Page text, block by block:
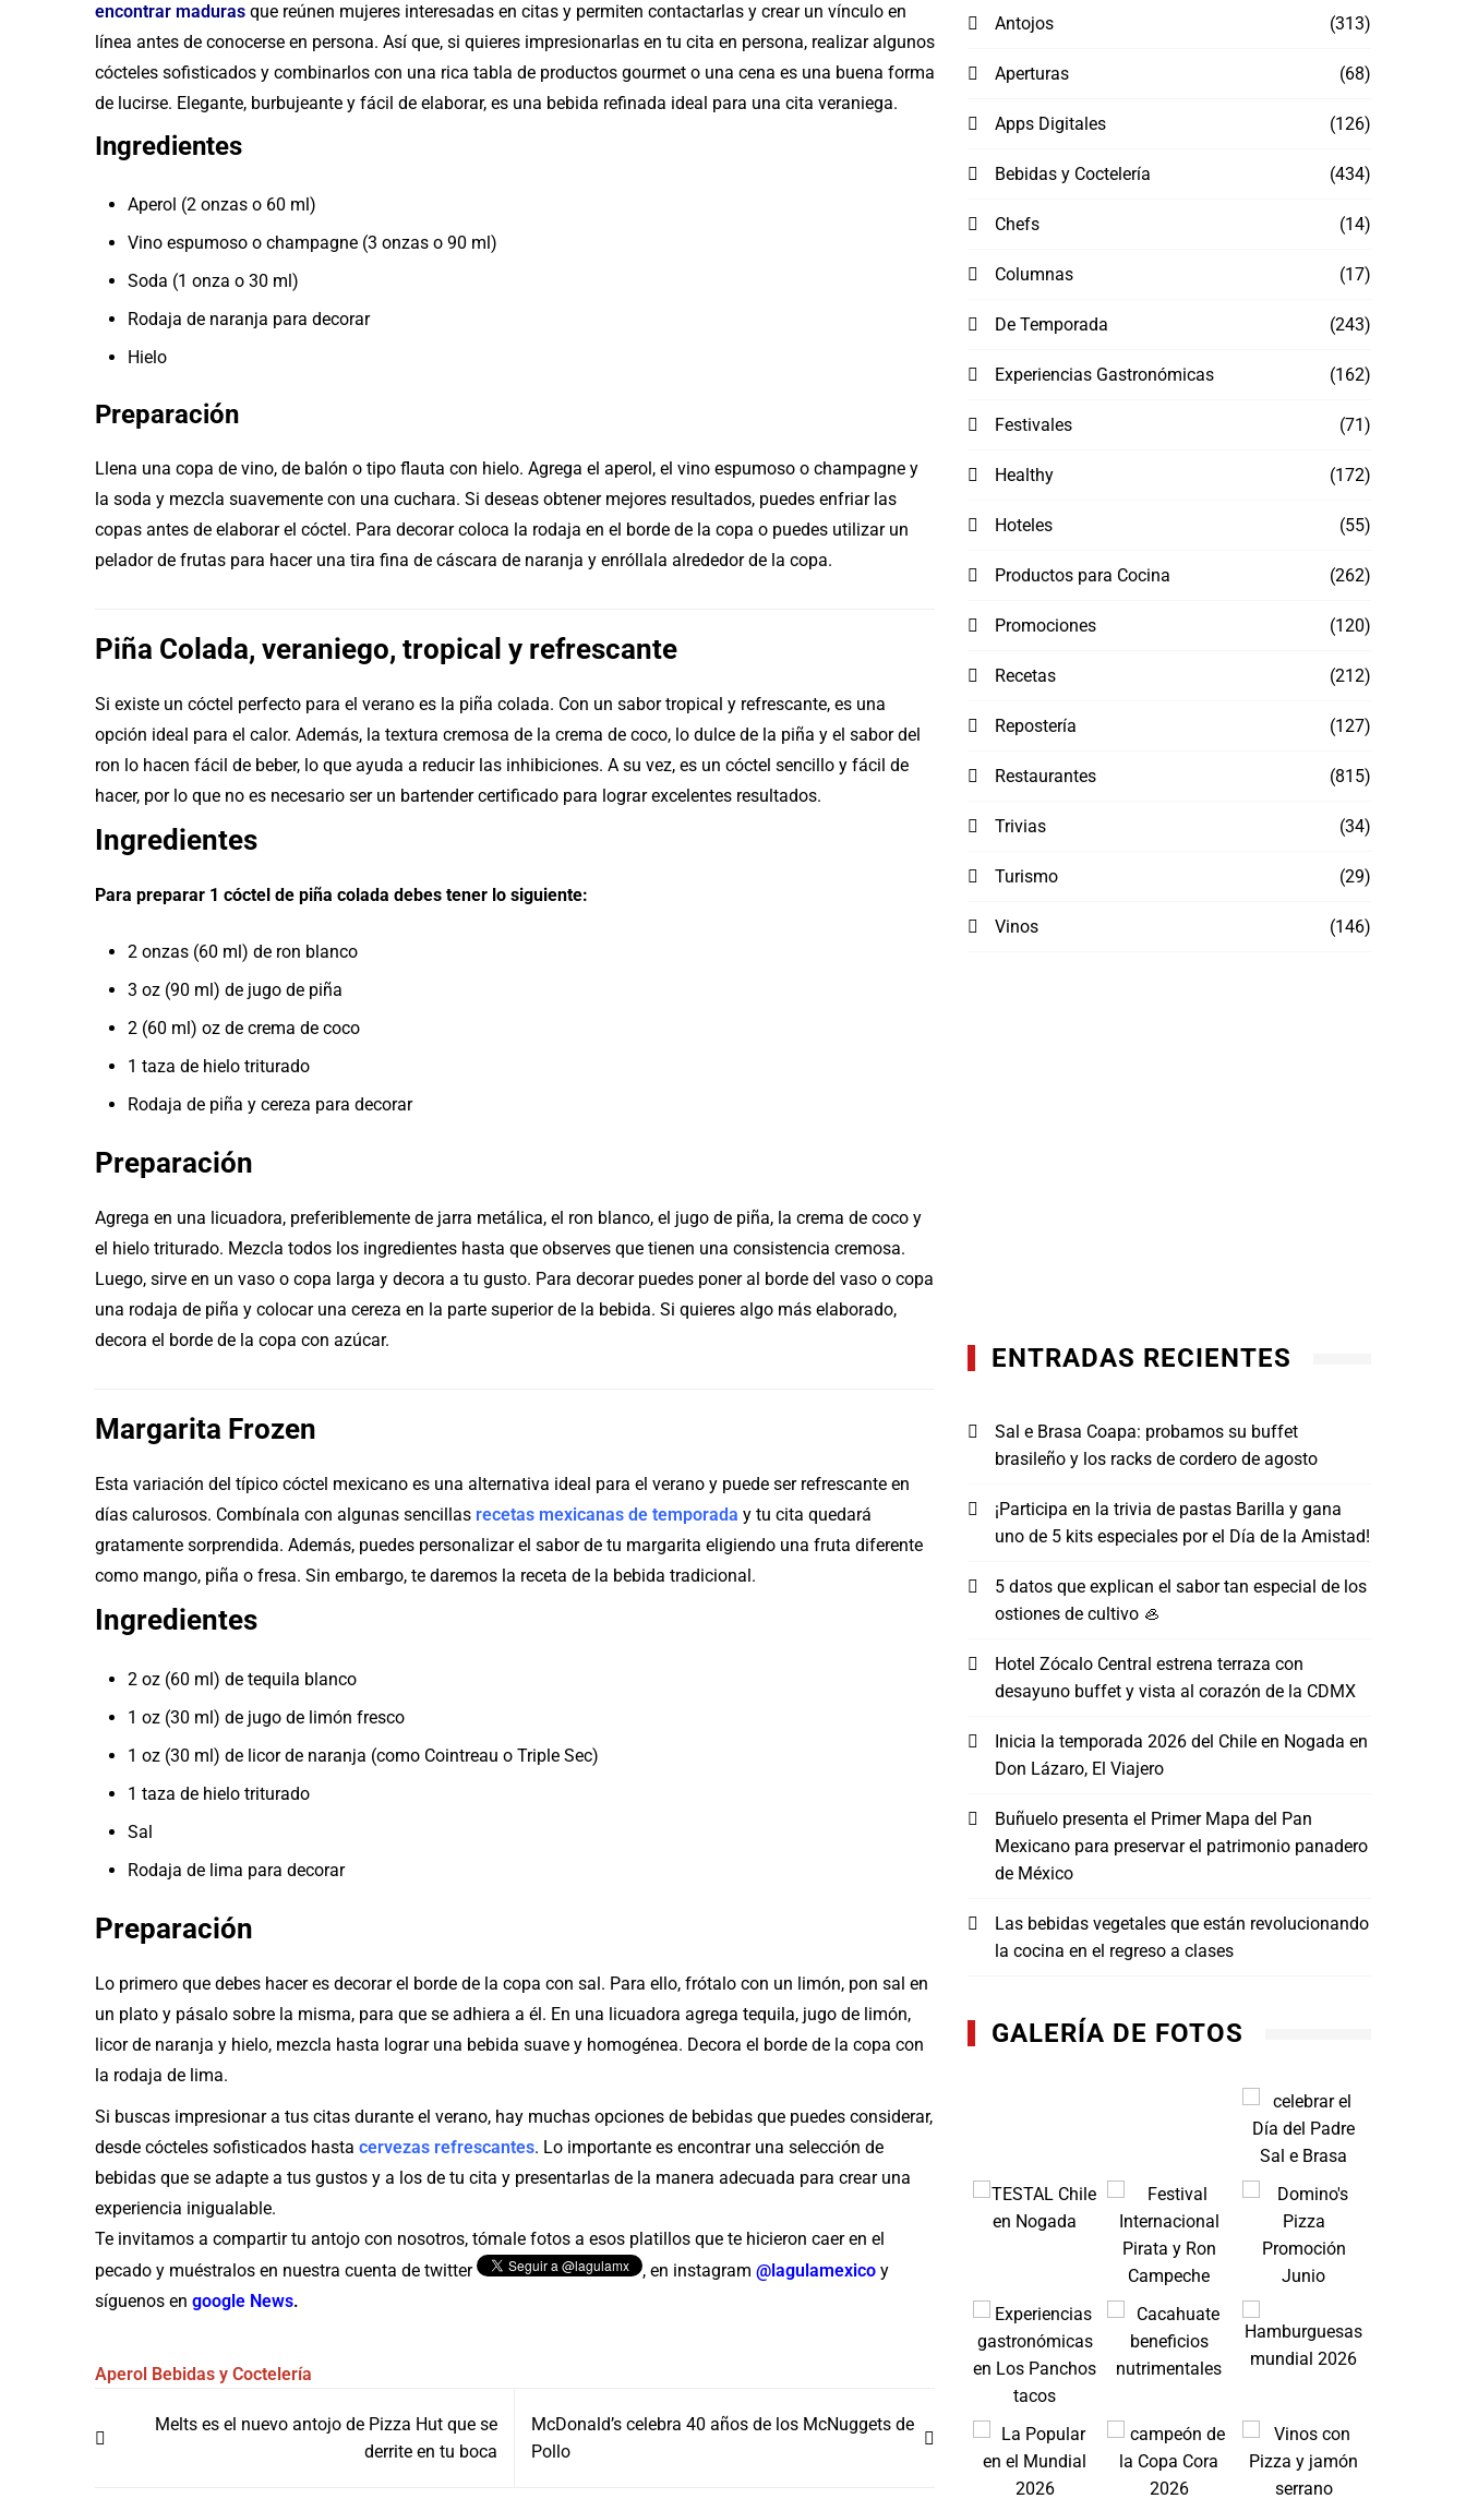
encontrar maduras que reúnen mujeres interesadas en citas y permiten contactarlas y crear un vínculo en
línea antes de conocerse en persona. Así que, si quieres impresionarlas en tu cita en persona, realizar algunos
cócteles sofisticados y combinarlos con una rica tabla de productos gourmet o una cena es una buena forma
de lucirse. Elegante, burbujeante y fácil de elaborar, es una bebida refinada ideal para una cita veraniega.
Ingredientes
Aperol (2 onzas o 60 ml)
Vino espumoso o champagne (3 onzas o 90 ml)
Soda (1 onza o 30 ml)
Rodaja de naranja para decorar
Hielo
Preparación
Llena una copa de vino, de balón o tipo flauta con hielo. Agrega el aperol, el vino espumoso o champagne y
la soda y mezcla suavemente con una cuchara. Si deseas obtener mejores resultados, puedes enfriar las
copas antes de elaborar el cóctel. Para decorar coloca la rodaja en el borde de la copa o puedes utilizar un
pelador de frutas para hacer una tira fina de cáscara de naranja y enróllala alrededor de la copa.
Piña Colada, veraniego, tropical y refrescante
Si existe un cóctel perfecto para el verano es la piña colada. Con un sabor tropical y refrescante, es una
opción ideal para el calor. Además, la textura cremosa de la crema de coco, lo dulce de la piña y el sabor del
ron lo hacen fácil de beber, lo que ayuda a reducir las inhibiciones. A su vez, es un cóctel sencillo y fácil de
hacer, por lo que no es necesario ser un bartender certificado para lograr excelentes resultados.
Ingredientes
Para preparar 1 cóctel de piña colada debes tener lo siguiente:
2 onzas (60 ml) de ron blanco
3 oz (90 ml) de jugo de piña
2 (60 ml) oz de crema de coco
1 taza de hielo triturado
Rodaja de piña y cereza para decorar
Preparación
Agrega en una licuadora, preferiblemente de jarra metálica, el ron blanco, el jugo de piña, la crema de coco y
el hielo triturado. Mezcla todos los ingredientes hasta que observes que tienen una consistencia cremosa.
Luego, sirve en un vaso o copa larga y decora a tu gusto. Para decorar puedes poner al borde del vaso o copa
una rodaja de piña y colocar una cereza en la parte superior de la bebida. Si quieres algo más elaborado,
decora el borde de la copa con azúcar.
Margarita Frozen
Esta variación del típico cóctel mexicano es una alternativa ideal para el verano y puede ser refrescante en
días calurosos. Combínala con algunas sencillas recetas mexicanas de temporada y tu cita quedará
gratamente sorprendida. Además, puedes personalizar el sabor de tu margarita eligiendo una fruta diferente
como mango, piña o fresa. Sin embargo, te daremos la receta de la bebida tradicional.
Ingredientes
2 oz (60 ml) de tequila blanco
1 oz (30 ml) de jugo de limón fresco
1 oz (30 ml) de licor de naranja (como Cointreau o Triple Sec)
1 taza de hielo triturado
Sal
Rodaja de lima para decorar
Preparación
Lo primero que debes hacer es decorar el borde de la copa con sal. Para ello, frótalo con un limón, pon sal en
un plato y pásalo sobre la misma, para que se adhiera a él. En una licuadora agrega tequila, jugo de limón,
licor de naranja y hielo, mezcla hasta lograr una bebida suave y homogénea. Decora el borde de la copa con
la rodaja de lima.
Si buscas impresionar a tus citas durante el verano, hay muchas opciones de bebidas que puedes considerar,
desde cócteles sofisticados hasta cervezas refrescantes. Lo importante es encontrar una selección de
bebidas que se adapte a tus gustos y a los de tu cita y presentarlas de la manera adecuada para crear una
experiencia inigualable.
Te invitamos a compartir tu antojo con nosotros, tómale fotos a esos platillos que te hicieron caer en el
pecado y muéstralos en nuestra cuenta de twitter
, en instagram @lagulamexico y
síguenos en google News.
Aperol Bebidas y Coctelería
Navegación
de
Melts es el nuevo antojo de Pizza Hut que se
derrite en tu boca
McDonald’s celebra 40 años de los McNuggets de
Pollo
Antojos (313)
Aperturas (68)
Apps Digitales (126)
Bebidas y Coctelería (434)
Chefs (14)
Columnas (17)
De Temporada (243)
Experiencias Gastronómicas (162)
Festivales (71)
Healthy (172)
Hoteles (55)
Productos para Cocina (262)
Promociones (120)
Recetas (212)
Repostería (127)
Restaurantes (815)
Trivias (34)
Turismo (29)
Vinos (146)
ENTRADAS RECIENTES
Sal e Brasa Coapa: probamos su buffet
brasileño y los racks de cordero de agosto
¡Participa en la trivia de pastas Barilla y gana
uno de 5 kits especiales por el Día de la Amistad!
5 datos que explican el sabor tan especial de los
ostiones de cultivo 🦪
Hotel Zócalo Central estrena terraza con
desayuno buffet y vista al corazón de la CDMX
Inicia la temporada 2026 del Chile en Nogada en
Don Lázaro, El Viajero
Buñuelo presenta el Primer Mapa del Pan
Mexicano para preservar el patrimonio panadero
de México
Las bebidas vegetales que están revolucionando
la cocina en el regreso a clases
GALERÍA DE FOTOS